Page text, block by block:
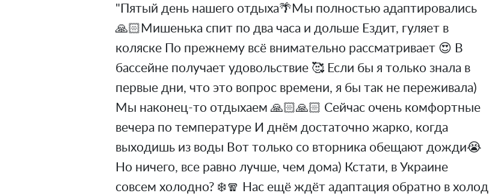
"Пятый день нашего отдыха🌴Мы полностью адаптировались
🙏🏻Мишенька спит по два часа и дольше Ездит, гуляет в
коляске По прежнему всё внимательно рассматривает 😍 В
бассейне получает удовольствие 🥰 Если бы я только знала в
первые дни, что это вопрос времени, я бы так не переживала)
Мы наконец-то отдыхаем 🙏🏻🙏🏻 Сейчас очень комфортные
вечера по температуре И днём достаточно жарко, когда
выходишь из воды Вот только со вторника обещают дожди😭
Но ничего, все равно лучше, чем дома) Кстати, в Украине
совсем холодно? ❄️🧣 Нас ещё ждёт адаптация обратно в холод